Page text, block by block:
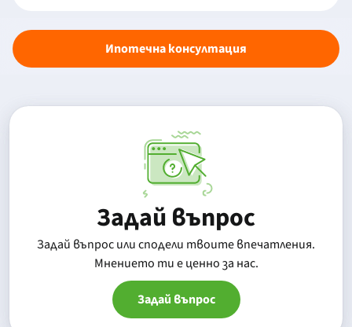
Ипотечна консултация
Задай въпрос
Задай въпрос или сподели твоите впечатления.
Mнението ти е ценно за нас.
Задай въпрос